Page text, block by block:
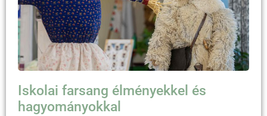
Iskolai farsang élményekkel és
hagyományokkal